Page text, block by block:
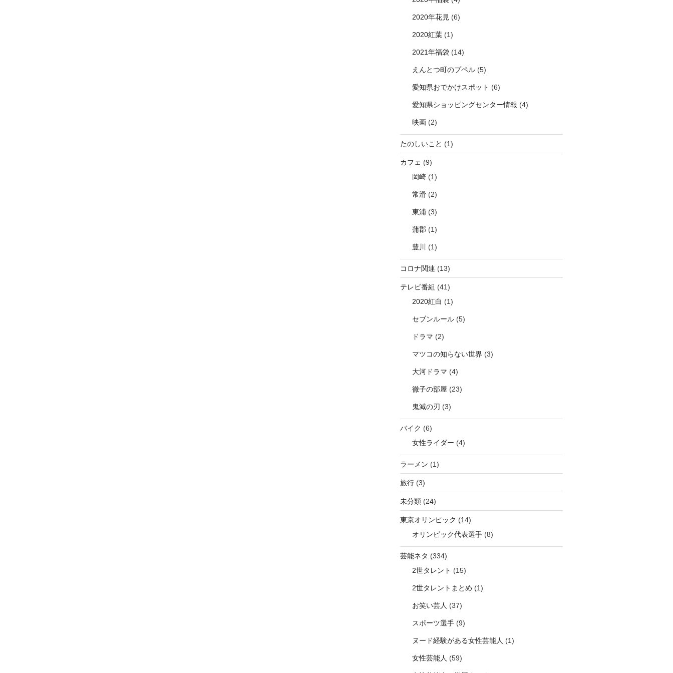
2020年花見 (6)
2020紅葉(1)
2021年福袋(14)
えんとつ町のプペル(5)
愛知県おでかけスポット (6)
愛知県ショッピングセンター情報 (4)
映画(2)
たのしいこと (1)
カフェ (9)
岡崎(1)
常滑(2)
東浦 (3)
蒲郡(1)
豊川 (1)
コロナ関連 (13)
テレビ番組 (41)
2020紅白 (1)
セブンルール(5)
ドラマ (2)
マツコの知らない世界 (3)
大河ドラマ (4)
徹子の部屋 (23)
鬼滅の刃 (3)
バイク (6)
女性ライダー (4)
ラーメン (1)
旅行(3)
未分類(24)
東京オリンピック (14)
オリンピック代表選手(8)
芸能ネタ (334)
2世タレント (15)
2世タレントまとめ (1)
お笑い芸人 (37)
スポーツ選手(9)
ヌード経験がある女性芸能人 (1)
女性芸能人 (59)